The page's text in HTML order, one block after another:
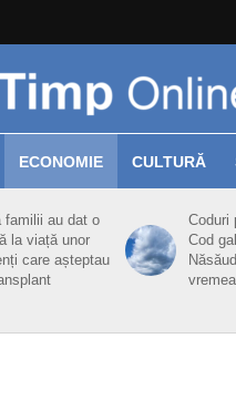
ECONOMIE CULTURĂ
familii au dat o
la viață unor
care așteptau
Coduri
Cod
vremea